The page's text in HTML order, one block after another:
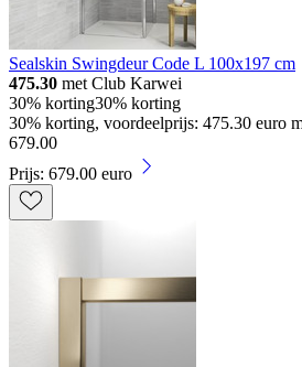
Sealskin Swingdeur Code L 100x197 cm
475.30 met Club Karwei
30% korting30% korting
30% korting, voordeelprijs: 475.30 euro
679.00
Prijs: 679.00 euro